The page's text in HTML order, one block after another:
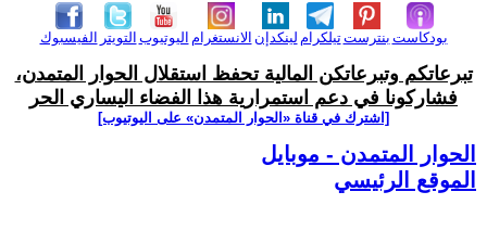
الفيسبوك التويتر اليوتيوب الانستغرام لينكدإن تيلكرامبنترست بودكاست
تبرعاتكم وتبرعاتكن المالية تحفظ استقلال الحوار المتمدن،
فشاركونا في دعم استمرارية هذا الفضاء اليساري الحر
[اشترك في قناة ‫«الحوار المتمدن» على اليوتيوب]
الحوار المتمدن - موبايل
الموقع الرئيسي